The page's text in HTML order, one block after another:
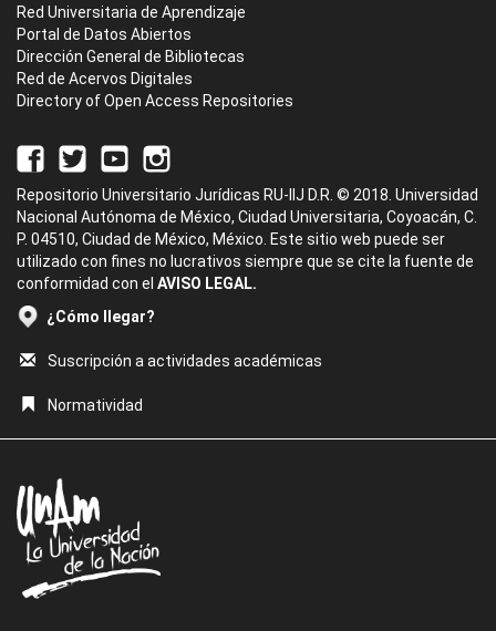
Red Universitaria de Aprendizaje
Portal de Datos Abiertos
Dirección General de Bibliotecas
Red de Acervos Digitales
Directory of Open Access Repositories
Repositorio Universitario Jurídicas RU-IIJ D.R. © 2018. Universidad
Nacional Autónoma de México, Ciudad Universitaria, Coyoacán, C.
P. 04510, Ciudad de México, México. Este sitio web puede ser
utilizado con fines no lucrativos siempre que se cite la fuente de
conformidad con el AVISO LEGAL.
¿Cómo llegar?
Suscripción a actividades académicas
Normatividad